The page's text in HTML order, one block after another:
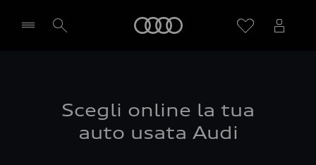
Scegli online la tua
auto usata Audi